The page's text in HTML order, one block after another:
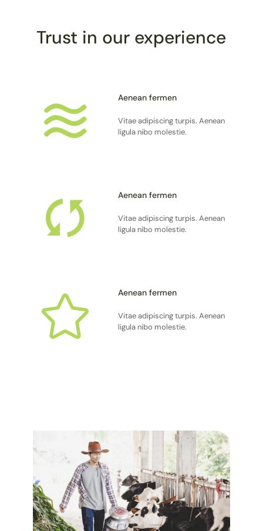
Trust in our experience
Aenean fermen
Vitae adipiscing turpis. Aenean
ligula nibo molestie.
Aenean fermen
Vitae adipiscing turpis. Aenean
ligula nibo molestie.
Aenean fermen
Vitae adipiscing turpis. Aenean
ligula nibo molestie.